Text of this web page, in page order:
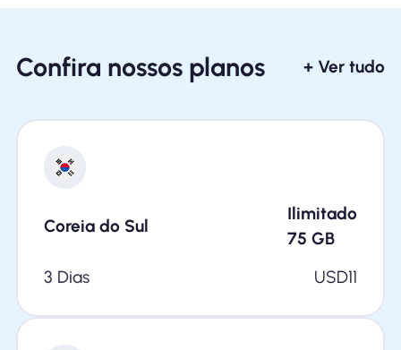
Confira nossos planos + Ver tudo
Coreia do Sul
Ilimitado
75 GB
3 Dias
USD11